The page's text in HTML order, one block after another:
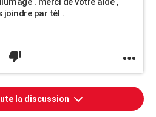
joindre par tél .
la discussion